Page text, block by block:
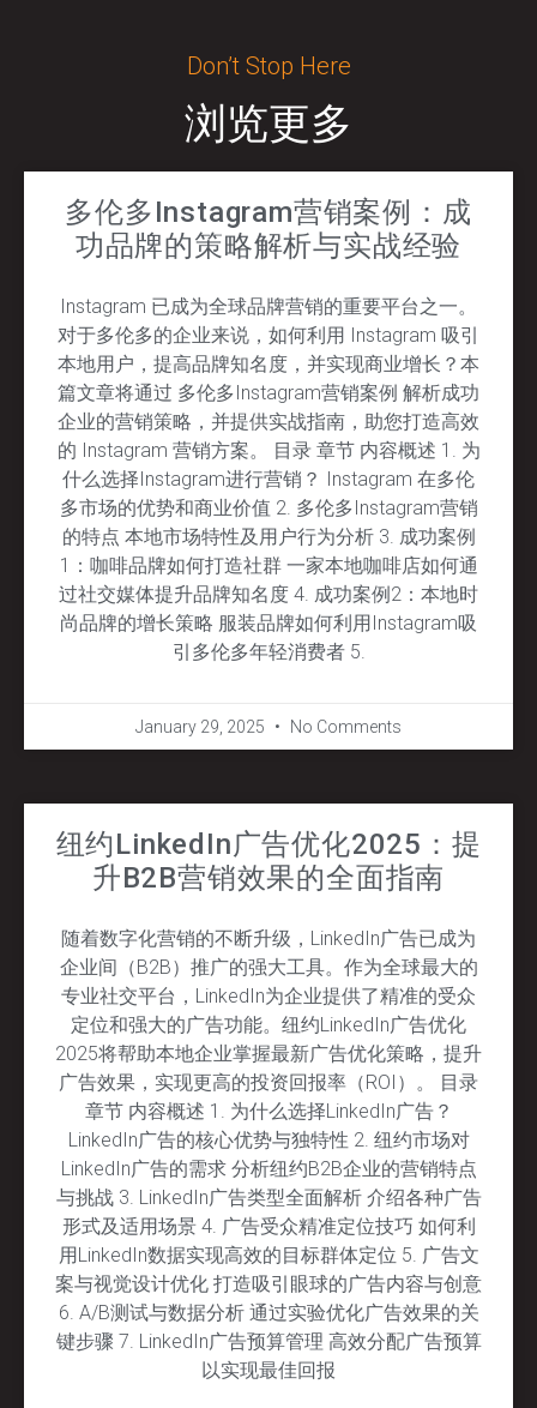
Don’t Stop Here
浏览更多
多伦多Instagram营销案例：成
功品牌的策略解析与实战经验
Instagram 已成为全球品牌营销的重要平台之一。
对于多伦多的企业来说，如何利用 Instagram 吸引
本地用户，提高品牌知名度，并实现商业增长？本
篇文章将通过 多伦多Instagram营销案例 解析成功
企业的营销策略，并提供实战指南，助您打造高效
的 Instagram 营销方案。 目录 章节 内容概述 1. 为
什么选择Instagram进行营销？ Instagram 在多伦
多市场的优势和商业价值 2. 多伦多Instagram营销
的特点 本地市场特性及用户行为分析 3. 成功案例
1：咖啡品牌如何打造社群 一家本地咖啡店如何通
过社交媒体提升品牌知名度 4. 成功案例2：本地时
尚品牌的增长策略 服装品牌如何利用Instagram吸
引多伦多年轻消费者 5.
January 29, 2025 No Comments
纽约LinkedIn广告优化2025：提
升B2B营销效果的全面指南
随着数字化营销的不断升级，LinkedIn广告已成为
企业间（B2B）推广的强大工具。作为全球最大的
专业社交平台，LinkedIn为企业提供了精准的受众
定位和强大的广告功能。纽约LinkedIn广告优化
2025将帮助本地企业掌握最新广告优化策略，提升
广告效果，实现更高的投资回报率（ROI）。 目录
章节 内容概述 1. 为什么选择LinkedIn广告？
LinkedIn广告的核心优势与独特性 2. 纽约市场对
LinkedIn广告的需求 分析纽约B2B企业的营销特点
与挑战 3. LinkedIn广告类型全面解析 介绍各种广告
形式及适用场景 4. 广告受众精准定位技巧 如何利
用LinkedIn数据实现高效的目标群体定位 5. 广告文
案与视觉设计优化 打造吸引眼球的广告内容与创意
6. A/B测试与数据分析 通过实验优化广告效果的关
键步骤 7. LinkedIn广告预算管理 高效分配广告预算
以实现最佳回报